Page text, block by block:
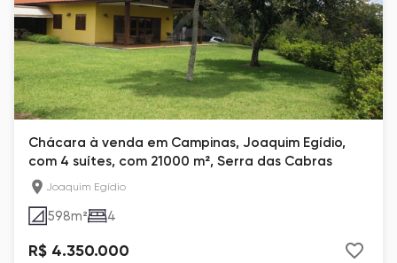
Chácara à venda em Campinas, Joaquim Egídio,
com 4 suítes, com 21000 m², Serra das Cabras
Joaquim Egídio
598m² 4
R$ 4.350.000